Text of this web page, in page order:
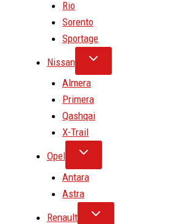
Rio
Sorento
Sportage
Nissan
Almera
Primera
Qashqai
X-Trail
Opel
Antara
Astra
Renault